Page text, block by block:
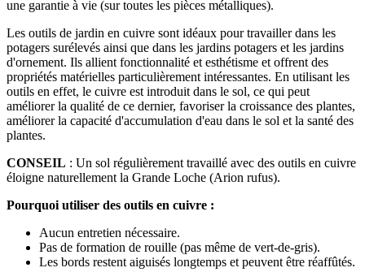
une garantie à vie (sur toutes les pièces métalliques).
Les outils de jardin en cuivre sont idéaux pour travailler dans les
potagers surélevés ainsi que dans les jardins potagers et les jardins
d'ornement. Ils allient fonctionnalité et esthétisme et offrent des
propriétés matérielles particulièrement intéressantes. En utilisant les
outils en effet, le cuivre est introduit dans le sol, ce qui peut
améliorer la qualité de ce dernier, favoriser la croissance des plantes,
améliorer la capacité d'accumulation d'eau dans le sol et la santé des
plantes.
CONSEIL : Un sol régulièrement travaillé avec des outils en cuivre
éloigne naturellement la Grande Loche (Arion rufus).
Pourquoi utiliser des outils en cuivre :
Aucun entretien nécessaire.
Pas de formation de rouille (pas même de vert-de-gris).
Les bords restent aiguisés longtemps et peuvent être réaffûtés.